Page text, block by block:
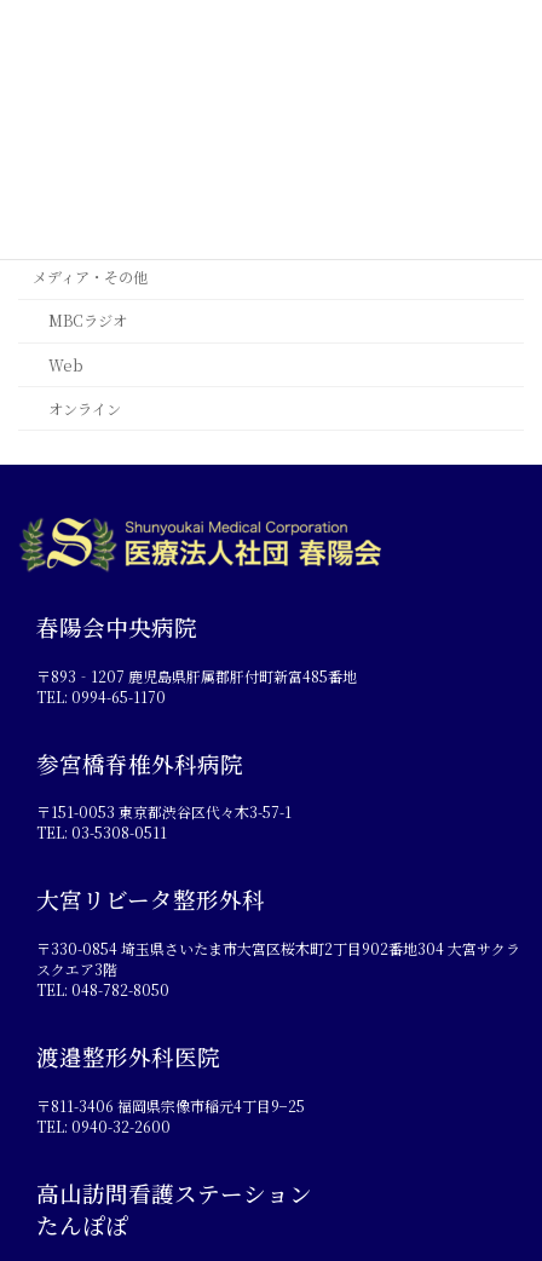
メディア・その他
MBCラジオ
Web
オンライン
春陽会中央病院
〒893‐1207 鹿児島県肝属郡肝付町新富485番地
TEL: 0994-65-1170
参宮橋脊椎外科病院
〒151-0053 東京都渋谷区代々木3-57-1
TEL: 03-5308-0511
大宮リビータ整形外科
〒330-0854 埼玉県さいたま市大宮区桜木町2丁目902番地304 大宮サクラ
スクエア3階
TEL: 048-782-8050
渡邉整形外科医院
〒811-3406 福岡県宗像市稲元4丁目9−25
TEL: 0940-32-2600
高山訪問看護ステーション
たんぽぽ